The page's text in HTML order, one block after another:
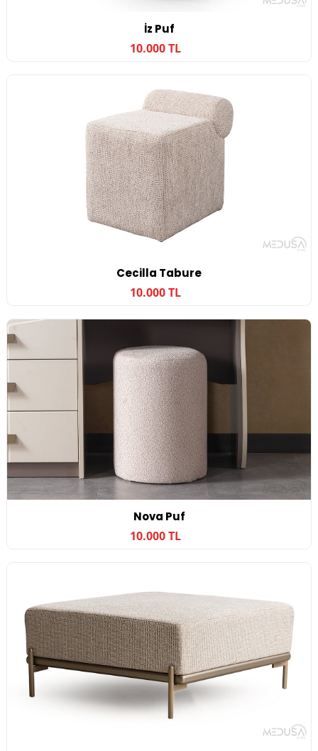
İz Puf
10.000 TL
Cecilla Tabure
10.000 TL
Nova Puf
10.000 TL